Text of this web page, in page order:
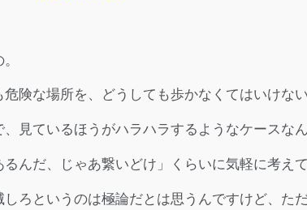
険な場所を、どうしても歩かなくてはいけな
見ているほうがハラハラするようなケースなん
んだ、じゃあ繋いどけ」くらいに気軽に考え
ろというのは極論だとは思うんですけど、